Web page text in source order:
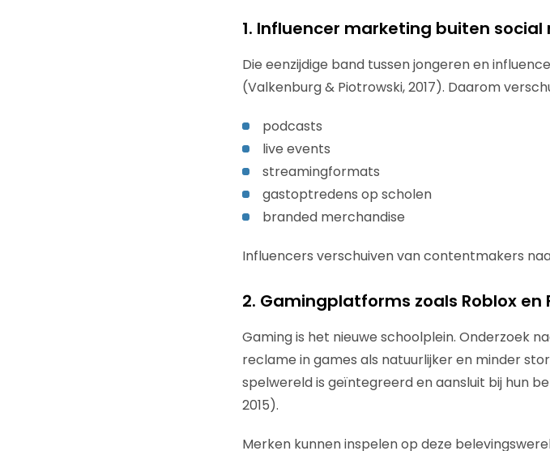
1. Influencer marketing buiten social
Die eenzijdige band tussen jongeren en
(Valkenburg & Piotrowski, 2017). Daarom
podcasts
live events
streamingformats
gastoptredens op scholen
branded merchandise
Influencers verschuiven van contentmakers
2. Gamingplatforms zoals Roblox en
Gaming is het nieuwe schoolplein. Onderzoek
reclame in games als natuurlijker en minder
spelwereld is geïntegreerd en aansluit bij hun
2015).
Merken kunnen inspelen op deze